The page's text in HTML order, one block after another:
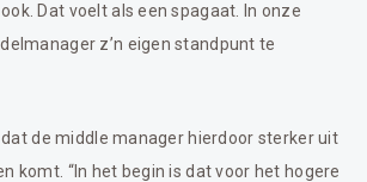
Dat voelt als een spagaat. In onze
z’n eigen standpunt te
de middle manager hierdoor sterker uit
komt. “In het begin is dat voor het hogere